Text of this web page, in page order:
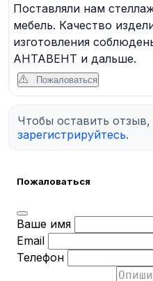
Поставляли нам
мебель. Качество
изготовления
АНТАВЕНТ и дальше.
Пожаловаться
Чтобы оставить отзыв,
зарегистрируйтесь.
Пожаловаться
Ваше имя
Email
Телефон